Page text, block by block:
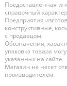
Предоставленная
справочный
Предприятия
конструктивные,
с продавцом.
Обозначения,
упаковка товара
указанных на сайте.
Магазин не несет
производителем.